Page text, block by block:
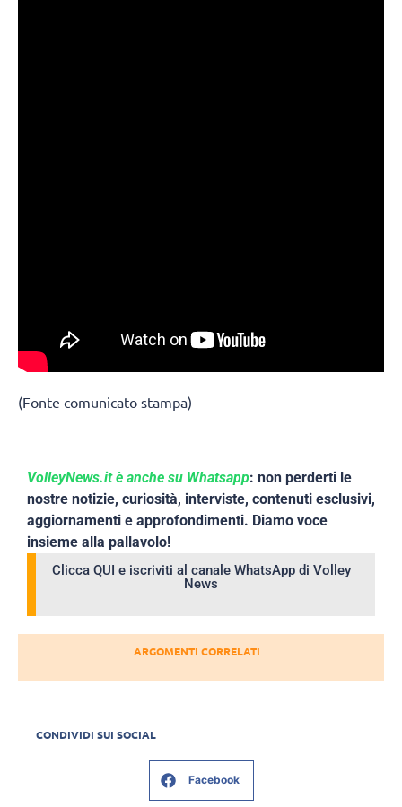
(Fonte comunicato stampa)
VolleyNews.it è anche su Whatsapp: non perderti le
nostre notizie, curiosità, interviste, contenuti esclusivi,
aggiornamenti e approfondimenti. Diamo voce
insieme alla pallavolo!
Clicca QUI e iscriviti al canale WhatsApp di Volley
News
ARGOMENTI CORRELATI
CONDIVIDI SUI SOCIAL
Facebook